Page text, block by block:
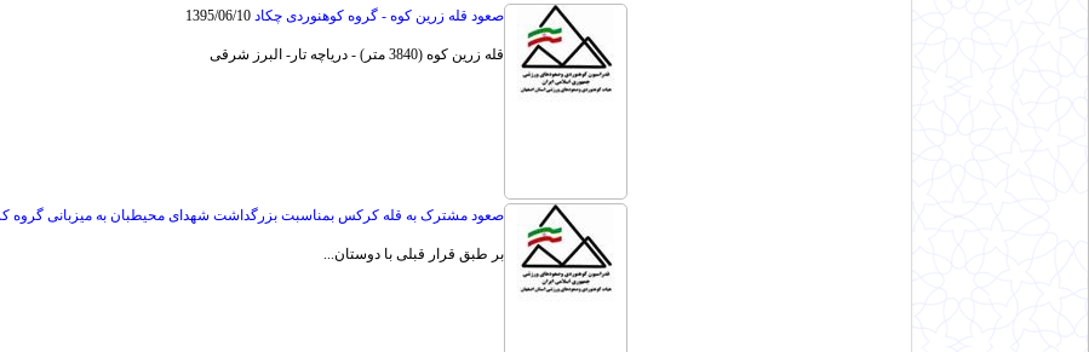
صعود قله زرین کوه - گروه کوهنوردی چکاد 1395/06/10
قله زرین کوه (3840 متر) - دریاچه تار- البرز شرقی
صعود مشترک به قله کرکس بمناسبت بزرگداشت شهدای محیطبان به میزبانی گروه
بر طبق قرار قبلی با دوستان...